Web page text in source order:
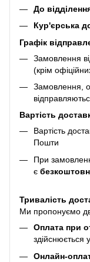
До
Кур'єрська
Графік
Замовлення
(крім
Замовлення,
Вартість
Вартість
Пошти
При
є
Тривалість
Ми пропонуємо
Оплата при
здійснюється
Онлайн-